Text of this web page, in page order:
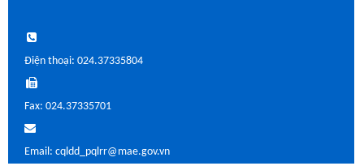
Điện thoại: 024.37335804
Fax: 024.37335701
Email: cqldd_pqlrr@mae.gov.vn